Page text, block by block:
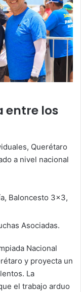
entre los
Querétaro
a nivel nacional
Baloncesto 3×3,
Asociadas.
Nacional
y proyecta un
La
el trabajo arduo